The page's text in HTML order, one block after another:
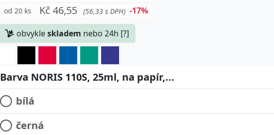
od 20 ks Kč 46,55 (56,33 s DPH) -17%
obvykleskladem nebo 24h [?]
Barva NORIS 110S, 25ml, na papír,...
bílá
černá